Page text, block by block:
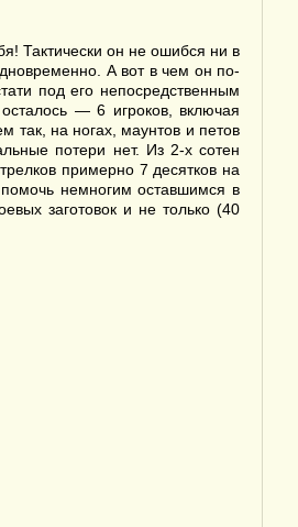
Тактически он не ошибся ни в
А вот в чем он по-
под его непосредственным
— 6 игроков, включая
так, на ногах, маунтов и петов
потери нет. Из 2-х сотен
примерно 7 десятков на
помочь немногим оставшимся в
заготовок и не только (40